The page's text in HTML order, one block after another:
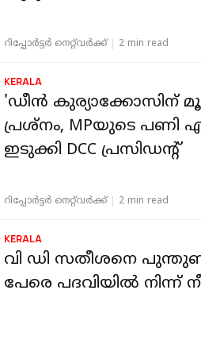
റിപ്പോർട്ടർ നെറ്റ്‌വര്‍ക്ക്‌ 2 min read
KERALA
'ഡീൻ കുര്യാക്കോസിന്
പ്രശ്നം, MPയുടെ പണി
ഇടുക്കി DCC പ്രസിഡൻ്റ്
റിപ്പോർട്ടർ നെറ്റ്‌വര്‍ക്ക്‌ 2 min read
KERALA
വി ഡി സതീശനെ
പേരെ പദവിയിൽ നിന്ന്